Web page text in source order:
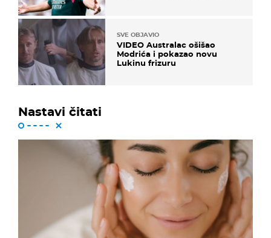
SVE OBJAVIO
VIDEO Australac ošišao
Modrića i pokazao novu
Lukinu frizuru
Nastavi čitati